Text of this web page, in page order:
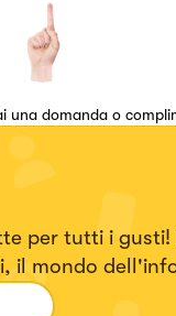
una domanda o
per tutti i
stato il mio lavoro per 30 anni e la